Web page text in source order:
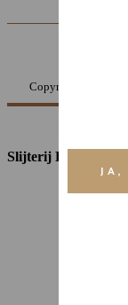
Copyright © Slijterij
Slijterij Rotterdam